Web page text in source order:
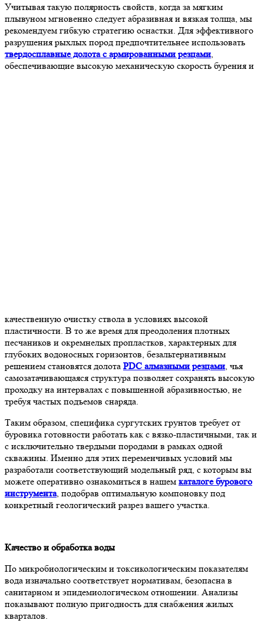
Учитывая такую полярность свойств, когда за мягким
плывуном мгновенно следует абразивная и вязкая толща, мы
рекомендуем гибкую стратегию оснастки. Для эффективного
разрушения рыхлых пород предпочтительнее использовать
твердосплавные долота с армированными резцами,
обеспечивающие высокую механическую скорость бурения и
качественную очистку ствола в условиях высокой
пластичности. В то же время для преодоления плотных
песчаников и окремнелых пропластков, характерных для
глубоких водоносных горизонтов, безальтернативным
решением становятся долота PDC алмазными резцами, чья
самозатачивающаяся структура позволяет сохранять высокую
проходку на интервалах с повышенной абразивностью, не
требуя частых подъемов снаряда.
Таким образом, специфика сургутских грунтов требует от
буровика готовности работать как с вязко-пластичными, так и
с исключительно твердыми породами в рамках одной
скважины. Именно для этих переменчивых условий мы
разработали соответствующий модельный ряд, с которым вы
можете оперативно ознакомиться в нашем каталоге бурового
инструмента, подобрав оптимальную компоновку под
конкретный геологический разрез вашего участка.
Качество и обработка воды
По микробиологическим и токсикологическим показателям
вода изначально соответствует нормативам, безопасна в
санитарном и эпидемиологическом отношении. Анализы
показывают полную пригодность для снабжения жилых
кварталов.